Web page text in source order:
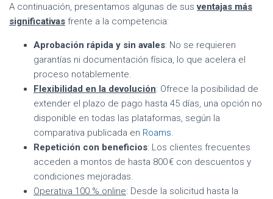
A continuación, presentamos algunas de susventajas más
significativas frente a la competencia:
Aprobación rápida y sin avales: No se requieren
garantías ni documentación física, lo que acelera el
proceso notablemente.
Flexibilidad en la devolución: Ofrece la posibilidad de
extender el plazo de pago hasta 45 días, una opción no
disponible en todas las plataformas, según la
comparativa publicada en Roams.
Repetición con beneficios: Los clientes frecuentes
acceden a montos de hasta 800 € con descuentos y
condiciones mejoradas.
Operativa 100 % online: Desde la solicitud hasta la